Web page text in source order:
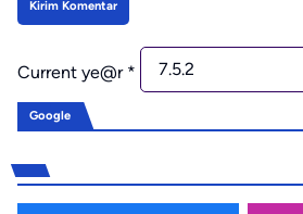
Current ye@r *
Google